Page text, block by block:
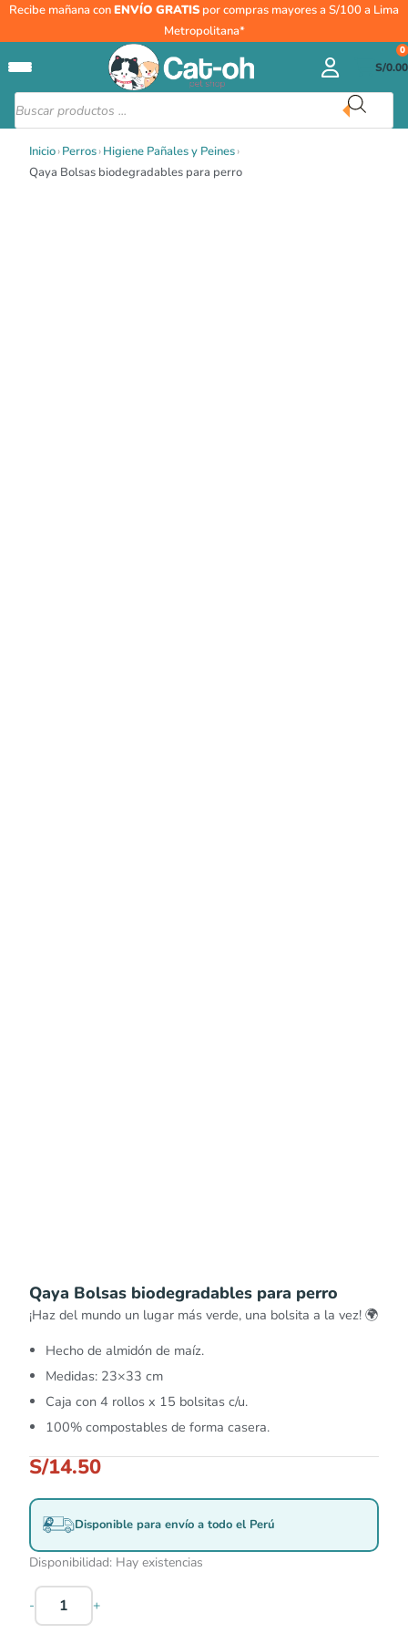
Recibe mañana conENVÍO GRATIS por compras mayores a S/100 a Lima
Metropolitana*
Búsqueda
de
productos
S/0.00
0
Inicio›Perros›Higiene Pañales y Peines›
Qaya Bolsas biodegradables para perro
Qaya Bolsas biodegradables para perro
¡Haz del mundo un lugar más verde, una bolsita a la vez! 🌍
Hecho de almidón de maíz.
Medidas: 23×33 cm
Caja con 4 rollos x 15 bolsitas c/u.
100% compostables de forma casera.
S/14.50
Disponible para envío a todo el Perú
Disponibilidad: Hay existencias
-
Qaya
biodegradables
para
perro
cantidad
+